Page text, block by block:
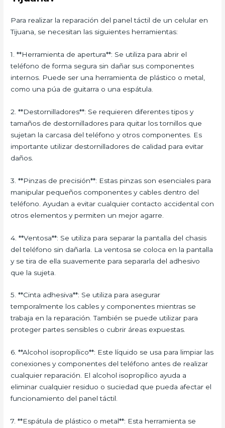
Para realizar la reparación del panel táctil de un celular en
Tijuana, se necesitan las siguientes herramientas:
1. **Herramienta de apertura**: Se utiliza para abrir el
teléfono de forma segura sin dañar sus componentes
internos. Puede ser una herramienta de plástico o metal,
como una púa de guitarra o una espátula.
2. **Destornilladores**: Se requieren diferentes tipos y
tamaños de destornilladores para quitar los tornillos que
sujetan la carcasa del teléfono y otros componentes. Es
importante utilizar destornilladores de calidad para evitar
daños.
3. **Pinzas de precisión**: Estas pinzas son esenciales para
manipular pequeños componentes y cables dentro del
teléfono. Ayudan a evitar cualquier contacto accidental con
otros elementos y permiten un mejor agarre.
4. **Ventosa**: Se utiliza para separar la pantalla del chasis
del teléfono sin dañarla. La ventosa se coloca en la pantalla
y se tira de ella suavemente para separarla del adhesivo
que la sujeta.
5. **Cinta adhesiva**: Se utiliza para asegurar
temporalmente los cables y componentes mientras se
trabaja en la reparación. También se puede utilizar para
proteger partes sensibles o cubrir áreas expuestas.
6. **Alcohol isopropílico**: Este líquido se usa para limpiar las
conexiones y componentes del teléfono antes de realizar
cualquier reparación. El alcohol isopropílico ayuda a
eliminar cualquier residuo o suciedad que pueda afectar el
funcionamiento del panel táctil.
7. **Espátula de plástico o metal**: Esta herramienta se